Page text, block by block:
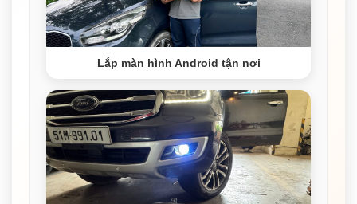
Lắp màn hình Android tận nơi